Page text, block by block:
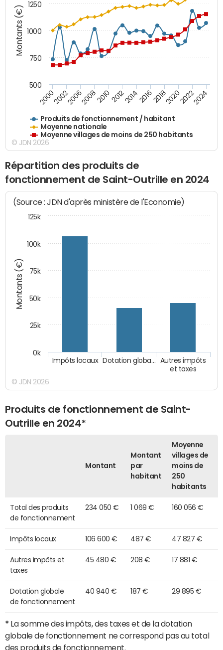
Montants (€)
Produits de fonctionnement / habitant
Moyenne nationale
Moyenne villages de moins de 250 habitants
200020022006200820102012201420162018202020222024
500
750
1000
1250
© JDN 2026
Répartition des produits de
fonctionnement de Saint-Outrille en 2024
Montants (€)
(Source : JDN d'après ministère de l'Economie)
Autres impôts
et taxes
Dotation globa…
Impôts locaux
0k
25k
50k
75k
100k
125k
© JDN 2026
Produits de fonctionnement de Saint-
Outrille en 2024*
Montant
Montant
par
habitant
Moyenne
villages de
moins de
250
habitants
Total des produits
de fonctionnement
234 050 € 1 069 € 160 056 €
Impôts locaux 106 600 € 487 € 47 827 €
Autres impôts et
taxes
45 480 € 208 € 17 881 €
Dotation globale
de fonctionnement
40 940 € 187 € 29 895 €
* La somme des impôts, des taxes et de la dotation
globale de fonctionnement ne correspond pas au total
des produits de fonctionnement.